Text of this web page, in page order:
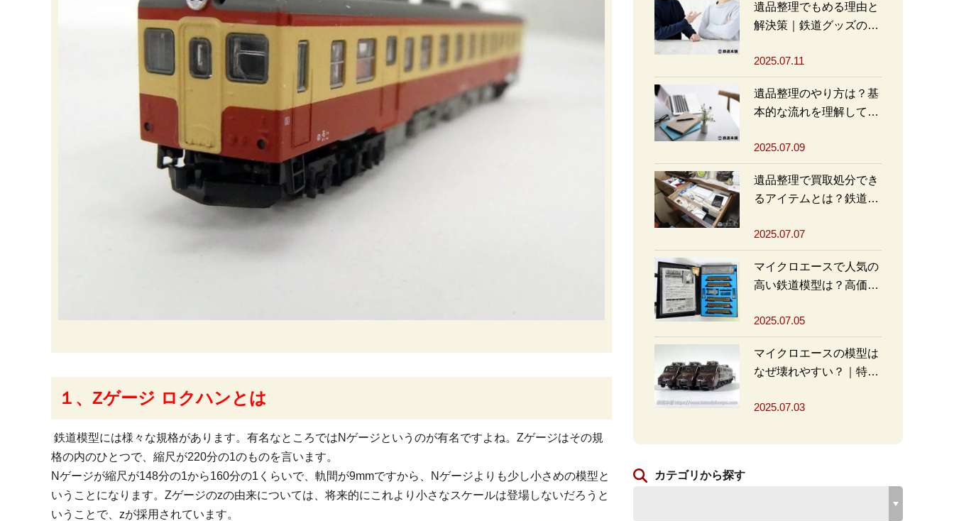
１、Zゲージ ロクハンとは
鉄道模型には様々な規格があります。有名なところではNゲージというのが有名ですよね。 Zゲージはその規
格の内のひとつで、縮尺が220分の1のものを言います。
Nゲージが縮尺が148分の1から160分の1くらいで、軌間が9mmですから、Nゲージよりも少し小さめの模型と
いうことになります。 Zゲージのzの由来については、将来的にこれより小さなスケールは登場しないだろうと
いうことで、zが採用されています。
遺品整理でもめる理由と
解決策｜鉄道グッズの整
2025.07.11
遺品整理のやり方は？基
本的な流れを理解して買
めよう
2025.07.09
遺品整理で買取処分でき
るアイテムとは？鉄道グ
も
2025.07.07
マイクロエースで人気の
高い鉄道模型は？高価買
2025.07.05
マイクロエースの模型は
なぜ壊れやすい？｜特徴
2025.07.03
カテゴリから探す